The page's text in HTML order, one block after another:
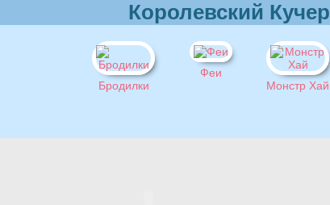
Королевский Кучер
Бродилки
Феи
Монстр Хай